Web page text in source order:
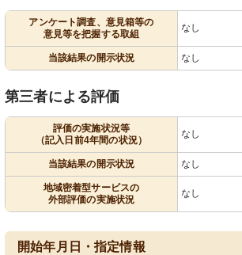
アンケート調査、意見箱等の
意見等を把握する取組
なし
当該結果の開示状況 なし
第三者による評価
評価の実施状況等
（記入日前4年間の状況）
なし
当該結果の開示状況 なし
地域密着型サービスの
外部評価の実施状況
なし
開始年月日・指定情報